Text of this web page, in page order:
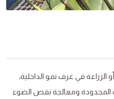
الزراعة في غرف نمو الداخلية،
المحدودة ومعالجة نقص الضوء